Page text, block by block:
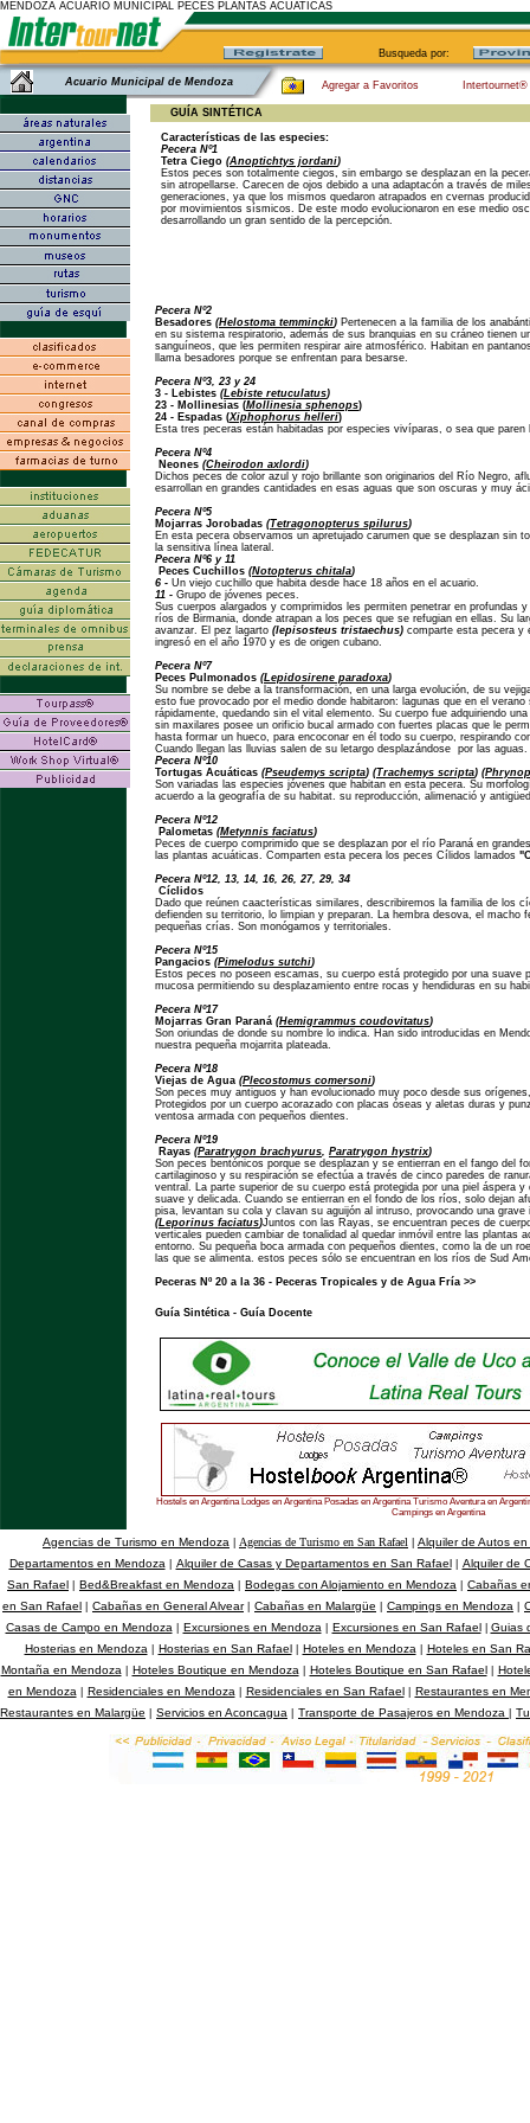
MENDOZA ACUARIO MUNICIPAL PECES PLANTAS ACUATICAS
Busqueda por:
Acuario Municipal de Mendoza Agregar a Favoritos
GUÍA SINTÉTICA
Características de las especies:
Pecera Nº1
Tetra Ciego (Anoptichtys jordani)
Estos peces son totalmente ciegos, sin embargo se desplazan en la
sin atropellarse. Carecen de ojos debido a una adaptacón a través de
generaciones, ya que los mismos quedaron atrapados en cvernas
por movimientos sísmicos. De este modo evolucionaron en ese medio
desarrollando un gran sentido de la percepción.
Pecera Nº2
Besadores (Helostoma temmincki) Pertenecen a la familia de los
en su sistema respiratorio, además de sus branquias en su cráneo tienen
sanguíneos, que les permiten respirar aire atmosférico. Habitan en
llama besadores porque se enfrentan para besarse.
Pecera Nº3, 23 y 24
3 - Lebistes (Lebiste retuculatus)
23 - Mollinesias (Mollinesia sphenops)
24 - Espadas (Xiphophorus helleri)
Esta tres peceras están habitadas por especies vivíparas, o sea que
Pecera Nº4
Neones (Cheirodon axlordi)
Dichos peces de color azul y rojo brillante son originarios del Río Negro,
esarrollan en grandes cantidades en esas aguas que son oscuras y muy
Pecera Nº5
Mojarras Jorobadas (Tetragonopterus spilurus)
En esta pecera observamos un apretujado carumen que se desplazan sin
la sensitiva línea lateral.
Pecera Nº6 y 11
Peces Cuchillos (Notopterus chitala)
6 - Un viejo cuchillo que habita desde hace 18 años en el acuario.
11 - Grupo de jóvenes peces.
Sus cuerpos alargados y comprimidos les permiten penetrar en profundas
ríos de Birmania, donde atrapan a los peces que se refugian en ellas. Su
avanzar. El pez lagarto (lepisosteus tristaechus) comparte esta pecera y
ingresó en el año 1970 y es de origen cubano.
Pecera Nº7
Peces Pulmonados (Lepidosirene paradoxa)
Su nombre se debe a la transformación, en una larga evolución, de su
esto fue provocado por el medio donde habitaron: lagunas que en el
rápidamente, quedando sin el vital elemento. Su cuerpo fue adquiriendo
sin maxilares posee un orificio bucal armado con fuertes placas que le
hasta formar un hueco, para encoconar en él todo su cuerpo, respirando
Cuando llegan las lluvias salen de su letargo desplazándose por las aguas.
Pecera Nº10
Tortugas Acuáticas (Pseudemys scripta) (Trachemys scripta) (
Son variadas las especies jóvenes que habitan en esta pecera. Su
acuerdo a la geografía de su habitat. su reproducción, alimenació y
Pecera Nº12
Palometas (Metynnis faciatus)
Peces de cuerpo comprimido que se desplazan por el río Paraná en
las plantas acuáticas. Comparten esta pecera los peces Cílidos lamados
Pecera Nº12, 13, 14, 16, 26, 27, 29, 34
Cíclidos
Dado que reúnen caacterísticas similares, describiremos la familia de los
defienden su territorio, lo limpian y preparan. La hembra desova, el macho
pequeñas crías. Son monógamos y territoriales.
Pecera Nº15
Pangacios (Pimelodus sutchi)
Estos peces no poseen escamas, su cuerpo está protegido por una suave
mucosa permitiendo su desplazamiento entre rocas y hendiduras en su
Pecera Nº17
Mojarras Gran Paraná (Hemigrammus coudovitatus)
Son oriundas de donde su nombre lo indica. Han sido introducidas en
nuestra pequeña mojarrita plateada.
Pecera Nº18
Viejas de Agua (Plecostomus comersoni)
Son peces muy antiguos y han evolucionado muy poco desde sus
Protegidos por un cuerpo acorazado con placas óseas y aletas duras y
ventosa armada con pequeños dientes.
Pecera Nº19
Rayas (Paratrygon brachyurus, Paratrygon hystrix)
Son peces bentónicos porque se desplazan y se entierran en el fango del
cartilaginoso y su respiración se efectúa a través de cinco paredes de
ventral. La parte superior de su cuerpo está protegida por una piel áspera
suave y delicada. Cuando se entierran en el fondo de los ríos, solo dejan
pisa, levantan su cola y clavan su aguijón al intruso, provocando una grave
(Leporinus faciatus)Juntos con las Rayas, se encuentran peces de
verticales pueden cambiar de tonalidad al quedar inmóvil entre las plantas
entorno. Su pequeña boca armada con pequeños dientes, como la de un
las que se alimenta. estos peces sólo se encuentran en los ríos de Sud
Peceras Nº 20 a la 36 - Peceras Tropicales y de Agua Fría >>
Guía Sintética - Guía Docente
Hostels en Argentina Lodges en Argentina Posadas en Argentina Turismo Aventura en
Campings en Argentina
Agencias de Turismo en Mendoza Agencias de Turismo en San Rafael
Alquiler de Autos
Departamentos en Mendoza
Alquiler de Casas y Departamentos en San Rafael
Alquiler de
San Rafael
Bed&Breakfast en Mendoza Bodegas con Alojamiento en Mendoza
Cabañas
en San Rafael
Cabañas en General Alvear Cabañas en Malargüe Campings en Mendoza
Casas de Campo en Mendoza
Excursiones en Mendoza Excursiones en San Rafael
Guias
Hosterias en Mendoza
Hosterias en San Rafael Hoteles en Mendoza
Hoteles en San
Montaña en Mendoza
Hoteles Boutique en Mendoza Hoteles Boutique en San Rafael
en Mendoza
Residenciales en Mendoza Residenciales en San Rafael
Restaurantes en
Restaurantes en Malargüe
Servicios en Aconcagua Transporte de Pasajeros en Mendoza